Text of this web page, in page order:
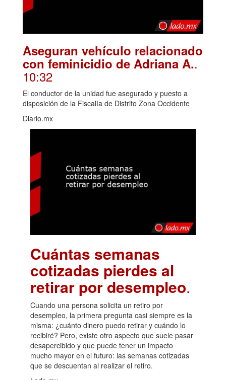
Aseguran vehículo relacionado
con feminicidio de Adriana A..
10:32
El conductor de la unidad fue asegurado y puesto a
disposición de la Fiscalía de Distrito Zona Occidente
Diario.mx
Cuántas semanas
cotizadas pierdes al
retirar por desempleo.
Cuando una persona solicita un retiro por
desempleo, la primera pregunta casi siempre es la
misma: ¿cuánto dinero puedo retirar y cuándo lo
recibiré? Pero, existe otro aspecto que suele pasar
desapercibido y que puede tener un impacto
mucho mayor en el futuro: las semanas cotizadas
que se descuentan al realizar el retiro.